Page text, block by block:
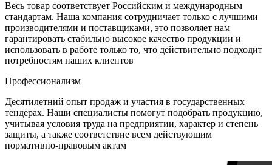
Весь товар соответствует Российским и международным
стандартам. Наша компания сотрудничает только с лучшими
производителями и поставщиками, это позволяет нам
гарантировать стабильно высокое качество продукции и
использовать в работе только то, что действительно подходит
потребностям наших клиентов
Профеcсионализм
Десятилетний опыт продаж и участия в государственных
тендерах. Наши специалисты помогут подобрать продукцию,
учитывая условия труда на предприятии, характер и степень
защиты, а также соответствие всем действующим
нормативно-правовым актам